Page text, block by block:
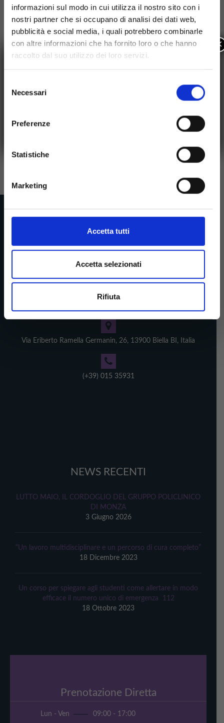
informazioni sul modo in cui utilizza il nostro sito con i
nostri partner che si occupano di analisi dei dati web,
pubblicità e social media, i quali potrebbero combinarle
con altre informazioni che ha fornito loro o che hanno
raccolto dal suo utilizzo dei loro servizi.
delNecessari
Preferenze
Statistiche
Marketing
Accetta tutti
Accetta selezionati
Rifiuta
Riabilitazione
Personale qualificato e tecnologia
CONTATTI
Via Eriberto Ramella Germanin, 26, 13900 Biella BI, Italia
(+39) 015 35931
NEWS RECENTI
LUTTO MAIO, IL CORDOGLIO DEL GRUPPO POLICLINICO
DI MONZA
3 Giugno 2026
“Un lavoro multidisciplinare e un percorso di cura completo”
18 Dicembre 2023
Un corso per spiegare agli studenti come allertare in modo
efficace il numero unico di emergenza 112
18 Ottobre 2023
Prenotazione Diretta
Lun - Ven 09:00 - 17:00
ORARI DI VISITA
Sono ammesse visite fuori orario previa
×